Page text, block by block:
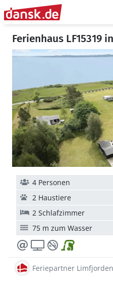
Ferienhaus LF15319
4 Personen
2 Haustiere
2 Schlafzimmer
75 m zum Wasser
Feriepartner Limfjorden